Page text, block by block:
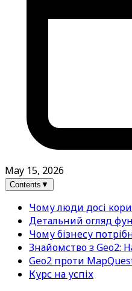
May 15, 2026
Contents ▼
Чому люди досі
Детальний огляд
Чому бізнесу
Знайомство з Geo2:
Geo2 проти
Курс на успіх